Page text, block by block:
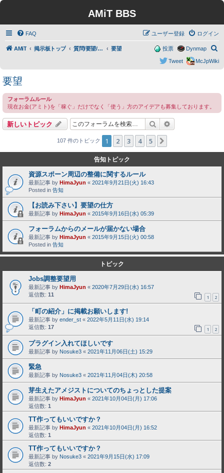
AMiT BBS
FAQ ログイン
ユーザー登録
AMiT 掲示板トップ 質問/要望/報告 要望
索
Dynmap
投票
McJpWiki
Tweet
要望
フォーラムルール
現在お金(アミト)を「稼ぐ」だけでなく「使う」方のアイデアも募集しております。
新しいトピック 検索
107 件のトピック 1 2 3 4 5
告知トピック
資源スポーン周辺の整備に関するルール
最新記事 by HimaJyun « 2021年9月21日(火) 16:43
Posted in 告知
【お読み下さい】要望の仕方
最新記事 by HimaJyun « 2015年9月16日(水) 05:39
フォーラムからのメールが届かない場合
最新記事 by HimaJyun « 2015年9月15日(火) 00:58
Posted in 告知
トピック
Jobs調整要望用
最新記事 by HimaJyun « 2020年7月29日(水) 16:57
返信数: 11 1 2
「町の紹介」に掲載お願いします!
最新記事 by ender_st « 2022年5月11日(水) 19:14
返信数: 17 1 2
プラグイン入れてほしいです
最新記事 by Nosuke3 « 2021年11月06日(土) 15:29
緊急
最新記事 by Nosuke3 « 2021年11月04日(木) 20:58
芽生えたアメジストについてのちょっとした提案
最新記事 by HimaJyun « 2021年10月04日(月) 17:06
返信数: 1
TT作ってもいいですか？
最新記事 by HimaJyun « 2021年10月04日(月) 16:52
返信数: 1
TT作ってもいいですか？
最新記事 by Nosuke3 « 2021年9月15日(水) 17:09
返信数: 2